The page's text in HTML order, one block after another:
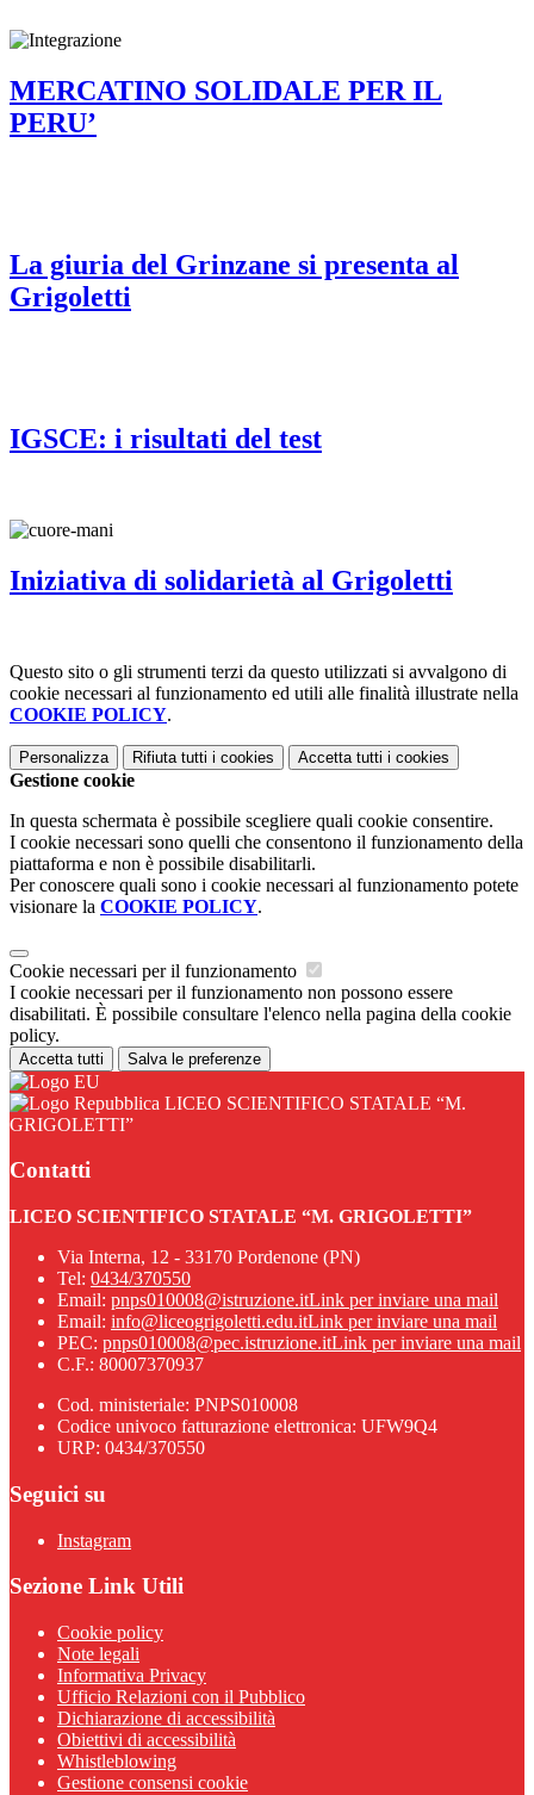
MERCATINO SOLIDALE PER IL
PERU’
La giuria del Grinzane si presenta al
Grigoletti
IGSCE: i risultati del test
Iniziativa di solidarietà al Grigoletti
Questo sito o gli strumenti terzi da questo utilizzati si avvalgono di
cookie necessari al funzionamento ed utili alle finalità illustrate nella
COOKIE POLICY.
Personalizza Rifiuta tutti i cookies Accetta tutti i cookies
Gestione cookie
In questa schermata è possibile scegliere quali cookie consentire.
I cookie necessari sono quelli che consentono il funzionamento della
piattaforma e non è possibile disabilitarli.
Per conoscere quali sono i cookie necessari al funzionamento potete
visionare la COOKIE POLICY.
Cookie necessari per il funzionamento
I cookie necessari per il funzionamento non possono essere
disabilitati. È possibile consultare l'elenco nella pagina della cookie
policy.
Accetta tutti Salva le preferenze
LICEO SCIENTIFICO STATALE “M.
GRIGOLETTI”
Contatti
LICEO SCIENTIFICO STATALE “M. GRIGOLETTI”
Via Interna, 12 - 33170 Pordenone (PN)
Tel: 0434/370550
Email: pnps010008@istruzione.itLink per inviare una mail
Email: info@liceogrigoletti.edu.itLink per inviare una mail
PEC: pnps010008@pec.istruzione.itLink per inviare una mail
C.F.: 80007370937
Cod. ministeriale: PNPS010008
Codice univoco fatturazione elettronica: UFW9Q4
URP: 0434/370550
Seguici su
Instagram
Sezione Link Utili
Cookie policy
Note legali
Informativa Privacy
Ufficio Relazioni con il Pubblico
Dichiarazione di accessibilità
Obiettivi di accessibilità
Whistleblowing
Gestione consensi cookie